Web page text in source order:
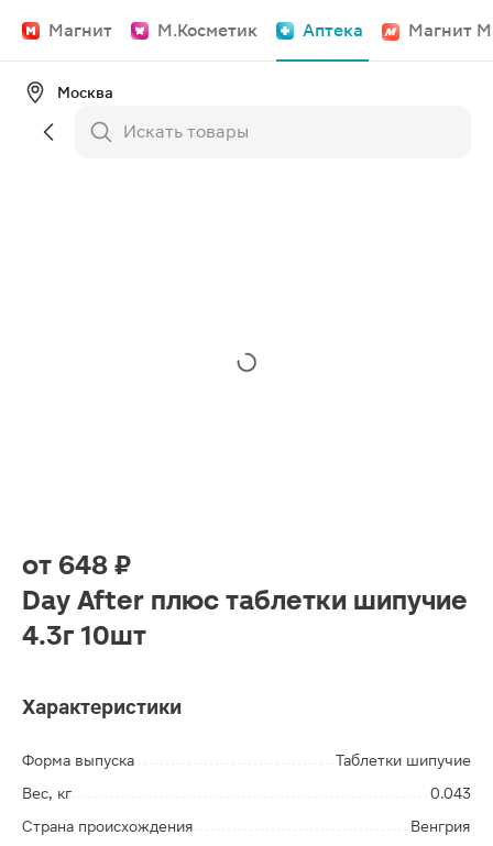
Магнит М.Косметик Аптека Магнит
Москва
от 648 ₽
Day After плюс таблетки шипучие
4.3г 10шт
Характеристики
Форма выпуска
Таблетки шипучие
Вес, кг
0.043
Страна происхождения
Венгрия